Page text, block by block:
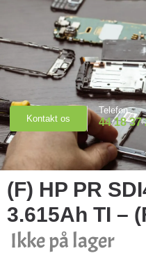
Kontakt os
Telefon
44 18 37
(F) HP PR
3.615Ah TI –
Ikke på lager